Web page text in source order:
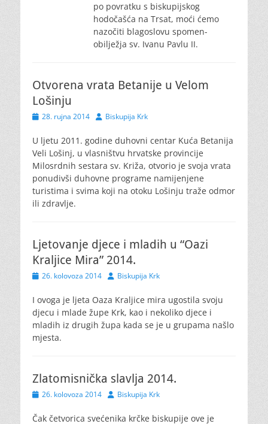
po povratku s biskupijskog
hodočašća na Trsat, moći ćemo
nazočiti blagoslovu spomen-
obilježja sv. Ivanu Pavlu II.
Otvorena vrata Betanije u Velom
Lošinju
Posted28. rujna 2014 AuthorBiskupija Krk
U ljetu 2011. godine duhovni centar Kuća Betanija
Veli Lošinj, u vlasništvu hrvatske provincije
Milosrdnih sestara sv. Križa, otvorio je svoja vrata
ponudivši duhovne programe namijenjene
turistima i svima koji na otoku Lošinju traže odmor
ili zdravlje.
Ljetovanje djece i mladih u “Oazi
Kraljice Mira” 2014.
Posted26. kolovoza 2014 AuthorBiskupija Krk
I ovoga je ljeta Oaza Kraljice mira ugostila svoju
djecu i mlade župe Krk, kao i nekoliko djece i
mladih iz drugih župa kada se je u grupama našlo
mjesta.
Zlatomisnička slavlja 2014.
Posted26. kolovoza 2014 AuthorBiskupija Krk
Čak četvorica svećenika krčke biskupije ove je